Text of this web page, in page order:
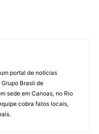
portal de notícias
Brasil de
sede em Canoas, no Rio
cobra fatos locais,